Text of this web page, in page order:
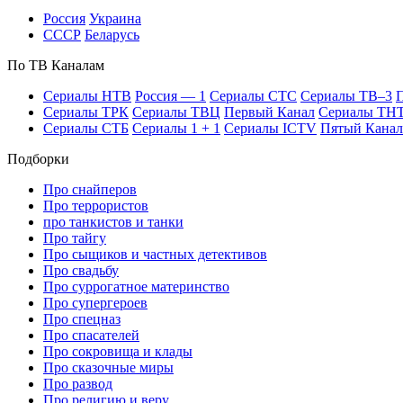
Рос­сия Ук­раи­на
СССР Бе­ла­русь
По ТВ Ка­на­лам
Се­риа­лы НТВ Рос­сия — 1 Се­риа­лы СТС Се­риа­лы ТВ–3
Се­риа­лы ТРК Се­риа­лы ТВЦ Пер­вый Ка­нал Се­риа­лы
Се­риа­лы СТБ Се­риа­лы 1 + 1 Се­риа­лы ICTV Пя­тый Ка­нал
Подборки
Про снайперов
Про террористов
про танкистов и танки
Про тайгу
Про сыщиков и частных детективов
Про свадьбу
Про суррогатное материнство
Про супергероев
Про спецназ
Про спасателей
Про сокровища и клады
Про сказочные миры
Про развод
Про религию и веру